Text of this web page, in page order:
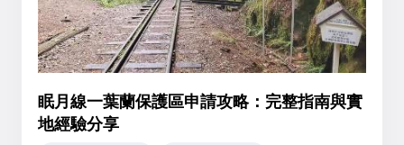
眠月線一葉蘭保護區申請攻略：完整指南與實
地經驗分享